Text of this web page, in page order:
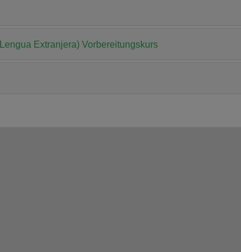
Extranjera) Vorbereitungskurs